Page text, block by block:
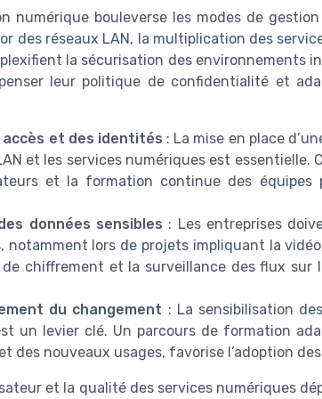
numérique bouleverse les modes de
des réseaux LAN, la multiplication des
la sécurisation des environnements
leur politique de confidentialité et
accès et des identités : La mise en place
et les services numériques est essentielle.
et la formation continue des équipes
données sensibles : Les entreprises
notamment lors de projets impliquant la
chiffrement et la surveillance des flux sur
du changement : La sensibilisation
un levier clé. Un parcours de formation
des nouveaux usages, favorise l’adoption
et la qualité des services numériques